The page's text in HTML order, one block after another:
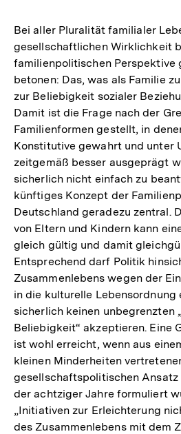
Bei aller Pluralität familialer
gesellschaftlichen Wirklichkeit
familienpolitischen Perspektive
betonen: Das, was als Familie
zur Beliebigkeit sozialer
Damit ist die Frage nach der
Familienformen gestellt, in
Konstitutive gewahrt und unter
zeitgemäß besser ausgeprägt
sicherlich nicht einfach zu
künftiges Konzept der
Deutschland geradezu zentral.
von Eltern und Kindern kann
gleich gültig und damit
Entsprechend darf Politik
Zusammenlebens wegen der
in die kulturelle Lebensordnung
sicherlich keinen unbegrenzten
Beliebigkeit“ akzeptieren. Eine
ist wohl erreicht, wenn aus
kleinen Minderheiten
gesellschaftspolitischen Ansatz
der achtziger Jahre formuliert
„Initiativen zur Erleichterung
des Zusammenlebens mit dem